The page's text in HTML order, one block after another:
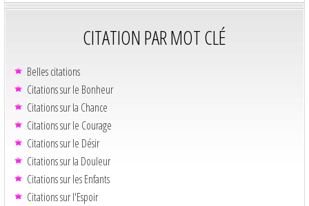
CITATION PAR MOT CLÉ
Belles citations
Citations sur le Bonheur
Citations sur la Chance
Citations sur le Courage
Citations sur le Désir
Citations sur la Douleur
Citations sur les Enfants
Citations sur l'Espoir